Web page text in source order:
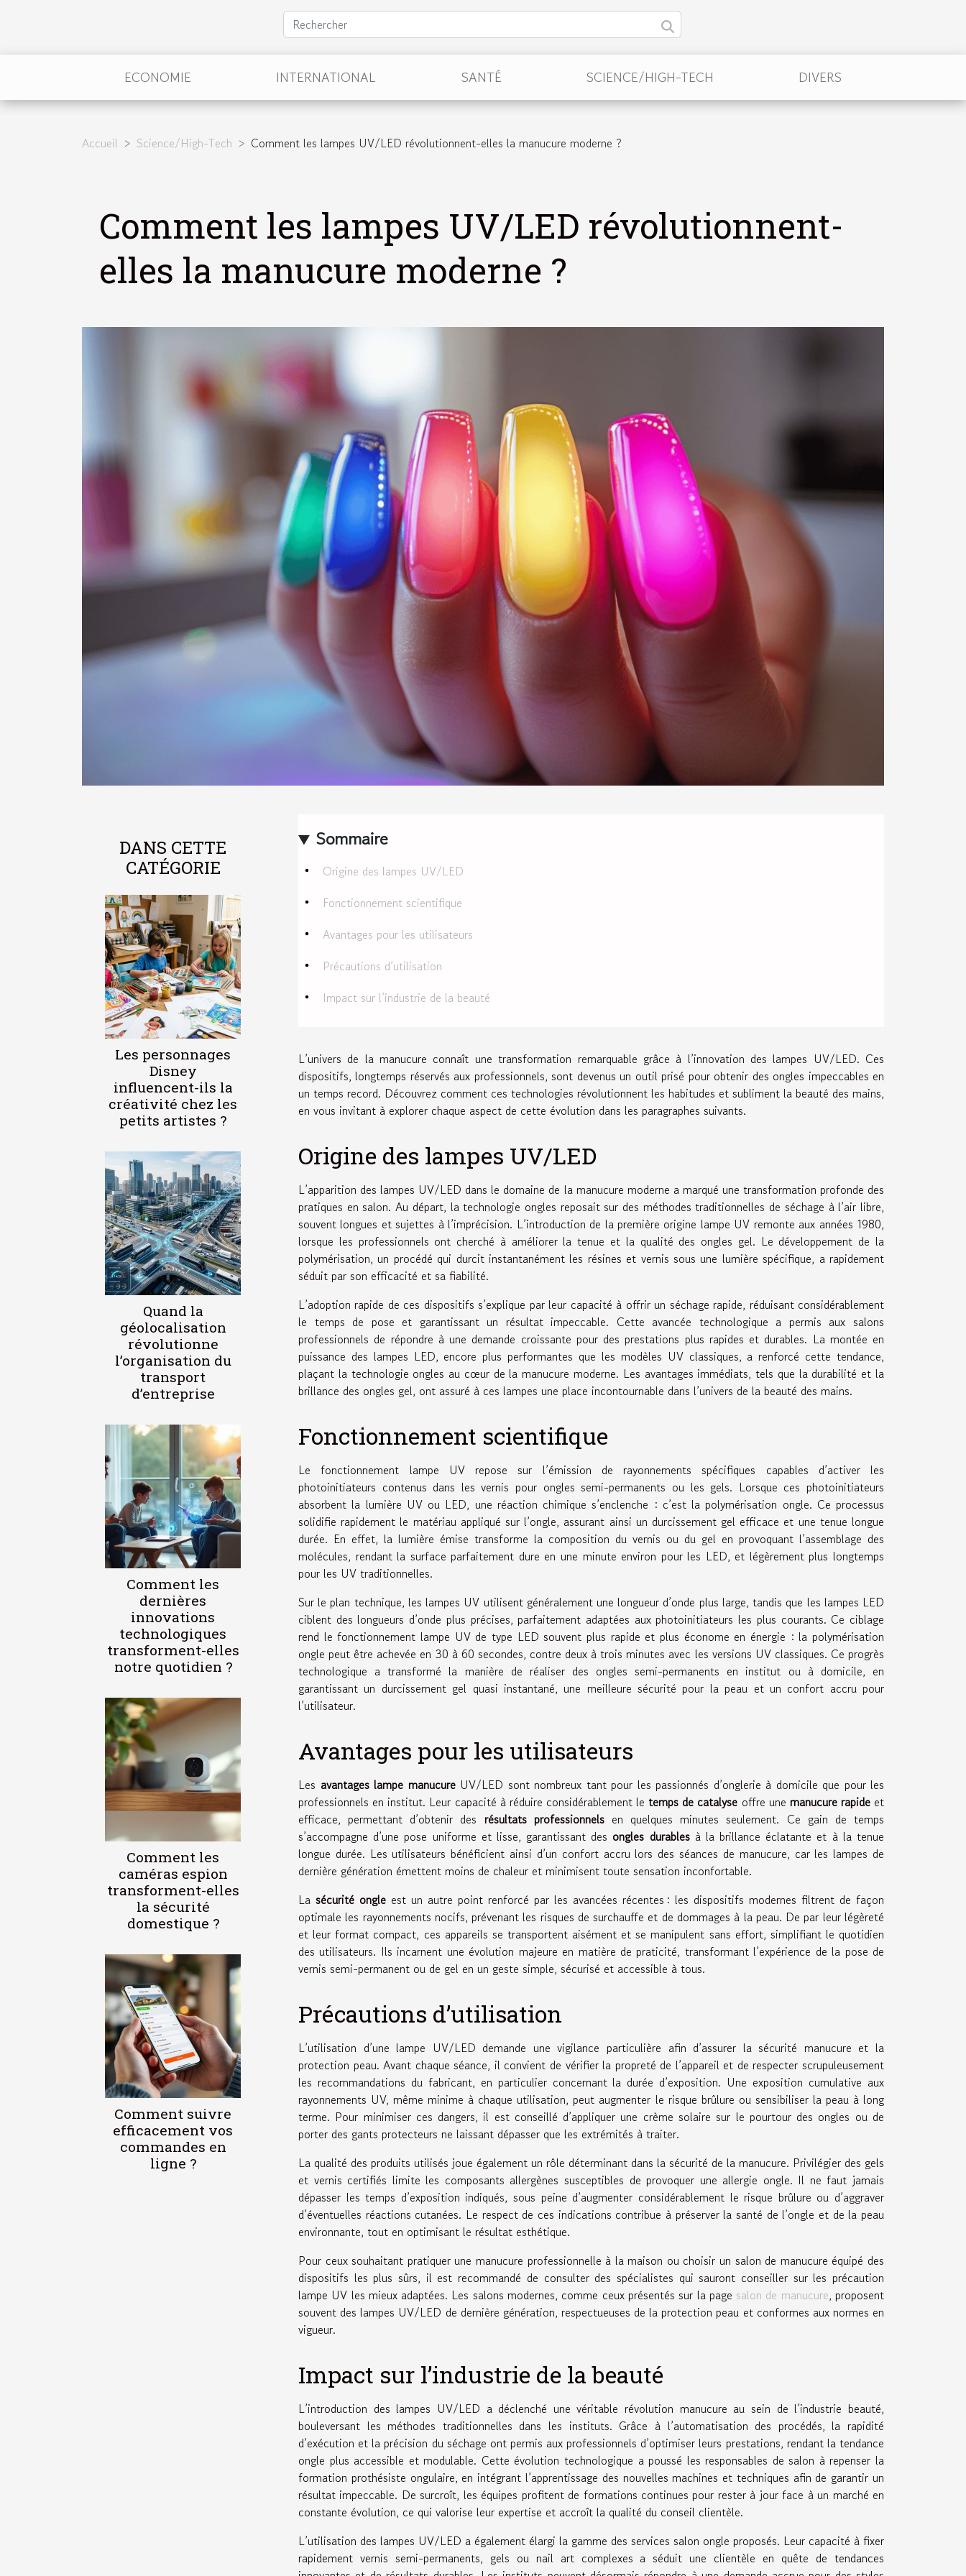
ECONOMIE INTERNATIONAL SANTÉ SCIENCE/HIGH-TECH DIVERS
Accueil Science/High-Tech Comment les lampes UV/LED révolutionnent-elles la manucure moderne ?
Comment les lampes UV/LED révolutionnent-
elles la manucure moderne ?
DANS CETTE
CATÉGORIE
Les personnages
Disney
influencent-ils la
créativité chez les
petits artistes ?
Quand la
géolocalisation
révolutionne
l’organisation du
transport
d’entreprise
Comment les
dernières
innovations
technologiques
transforment-elles
notre quotidien ?
Comment les
caméras espion
transforment-elles
la sécurité
domestique ?
Comment suivre
efficacement vos
commandes en
ligne ?
Sommaire
Origine des lampes UV/LED
Fonctionnement scientifique
Avantages pour les utilisateurs
Précautions d’utilisation
Impact sur l’industrie de la beauté
L’univers de la manucure connaît une transformation remarquable grâce à l’innovation des lampes UV/LED. Ces
dispositifs, longtemps réservés aux professionnels, sont devenus un outil prisé pour obtenir des ongles impeccables en
un temps record. Découvrez comment ces technologies révolutionnent les habitudes et subliment la beauté des mains,
en vous invitant à explorer chaque aspect de cette évolution dans les paragraphes suivants.
Origine des lampes UV/LED
L’apparition des lampes UV/LED dans le domaine de la manucure moderne a marqué une transformation profonde des
pratiques en salon. Au départ, la technologie ongles reposait sur des méthodes traditionnelles de séchage à l’air libre,
souvent longues et sujettes à l’imprécision. L’introduction de la première origine lampe UV remonte aux années 1980,
lorsque les professionnels ont cherché à améliorer la tenue et la qualité des ongles gel. Le développement de la
polymérisation, un procédé qui durcit instantanément les résines et vernis sous une lumière spécifique, a rapidement
séduit par son efficacité et sa fiabilité.
L’adoption rapide de ces dispositifs s’explique par leur capacité à offrir un séchage rapide, réduisant considérablement
le temps de pose et garantissant un résultat impeccable. Cette avancée technologique a permis aux salons
professionnels de répondre à une demande croissante pour des prestations plus rapides et durables. La montée en
puissance des lampes LED, encore plus performantes que les modèles UV classiques, a renforcé cette tendance,
plaçant la technologie ongles au cœur de la manucure moderne. Les avantages immédiats, tels que la durabilité et la
brillance des ongles gel, ont assuré à ces lampes une place incontournable dans l’univers de la beauté des mains.
Fonctionnement scientifique
Le fonctionnement lampe UV repose sur l’émission de rayonnements spécifiques capables d’activer les
photoinitiateurs contenus dans les vernis pour ongles semi-permanents ou les gels. Lorsque ces photoinitiateurs
absorbent la lumière UV ou LED, une réaction chimique s’enclenche : c’est la polymérisation ongle. Ce processus
solidifie rapidement le matériau appliqué sur l’ongle, assurant ainsi un durcissement gel efficace et une tenue longue
durée. En effet, la lumière émise transforme la composition du vernis ou du gel en provoquant l’assemblage des
molécules, rendant la surface parfaitement dure en une minute environ pour les LED, et légèrement plus longtemps
pour les UV traditionnelles.
Sur le plan technique, les lampes UV utilisent généralement une longueur d’onde plus large, tandis que les lampes LED
ciblent des longueurs d’onde plus précises, parfaitement adaptées aux photoinitiateurs les plus courants. Ce ciblage
rend le fonctionnement lampe UV de type LED souvent plus rapide et plus économe en énergie : la polymérisation
ongle peut être achevée en 30 à 60 secondes, contre deux à trois minutes avec les versions UV classiques. Ce progrès
technologique a transformé la manière de réaliser des ongles semi-permanents en institut ou à domicile, en
garantissant un durcissement gel quasi instantané, une meilleure sécurité pour la peau et un confort accru pour
l’utilisateur.
Avantages pour les utilisateurs
Les avantages lampe manucureUV/LED sont nombreux tant pour les passionnés d’onglerie à domicile que pour les
professionnels en institut. Leur capacité à réduire considérablement letemps de catalyse offre une manucure rapideet
efficace, permettant d’obtenir des résultats professionnelsen quelques minutes seulement. Ce gain de temps
s’accompagne d’une pose uniforme et lisse, garantissant des ongles durablesà la brillance éclatante et à la tenue
longue durée. Les utilisateurs bénéficient ainsi d’un confort accru lors des séances de manucure, car les lampes de
dernière génération émettent moins de chaleur et minimisent toute sensation inconfortable.
La sécurité ongle est un autre point renforcé par les avancées récentes : les dispositifs modernes filtrent de façon
optimale les rayonnements nocifs, prévenant les risques de surchauffe et de dommages à la peau. De par leur légèreté
et leur format compact, ces appareils se transportent aisément et se manipulent sans effort, simplifiant le quotidien
des utilisateurs. Ils incarnent une évolution majeure en matière de praticité, transformant l’expérience de la pose de
vernis semi-permanent ou de gel en un geste simple, sécurisé et accessible à tous.
Précautions d’utilisation
L’utilisation d’une lampe UV/LED demande une vigilance particulière afin d’assurer la sécurité manucure et la
protection peau. Avant chaque séance, il convient de vérifier la propreté de l’appareil et de respecter scrupuleusement
les recommandations du fabricant, en particulier concernant la durée d’exposition. Une exposition cumulative aux
rayonnements UV, même minime à chaque utilisation, peut augmenter le risque brûlure ou sensibiliser la peau à long
terme. Pour minimiser ces dangers, il est conseillé d’appliquer une crème solaire sur le pourtour des ongles ou de
porter des gants protecteurs ne laissant dépasser que les extrémités à traiter.
La qualité des produits utilisés joue également un rôle déterminant dans la sécurité de la manucure. Privilégier des gels
et vernis certifiés limite les composants allergènes susceptibles de provoquer une allergie ongle. Il ne faut jamais
dépasser les temps d’exposition indiqués, sous peine d’augmenter considérablement le risque brûlure ou d’aggraver
d’éventuelles réactions cutanées. Le respect de ces indications contribue à préserver la santé de l’ongle et de la peau
environnante, tout en optimisant le résultat esthétique.
Pour ceux souhaitant pratiquer une manucure professionnelle à la maison ou choisir un salon de manucure équipé des
dispositifs les plus sûrs, il est recommandé de consulter des spécialistes qui sauront conseiller sur les précaution
lampe UV les mieux adaptées. Les salons modernes, comme ceux présentés sur la page salon de manucure, proposent
souvent des lampes UV/LED de dernière génération, respectueuses de la protection peau et conformes aux normes en
vigueur.
Impact sur l’industrie de la beauté
L’introduction des lampes UV/LED a déclenché une véritable révolution manucure au sein de l’industrie beauté,
bouleversant les méthodes traditionnelles dans les instituts. Grâce à l’automatisation des procédés, la rapidité
d’exécution et la précision du séchage ont permis aux professionnels d’optimiser leurs prestations, rendant la tendance
ongle plus accessible et modulable. Cette évolution technologique a poussé les responsables de salon à repenser la
formation prothésiste ongulaire, en intégrant l’apprentissage des nouvelles machines et techniques afin de garantir un
résultat impeccable. De surcroît, les équipes profitent de formations continues pour rester à jour face à un marché en
constante évolution, ce qui valorise leur expertise et accroît la qualité du conseil clientèle.
L’utilisation des lampes UV/LED a également élargi la gamme des services salon ongle proposés. Leur capacité à fixer
rapidement vernis semi-permanents, gels ou nail art complexes a séduit une clientèle en quête de tendances